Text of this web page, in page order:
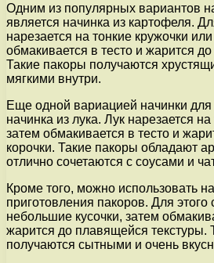
Одним из популярных вариантов
является начинка из картофеля.
нарезается на тонкие кружочки
обмакивается в тесто и жарится до
Такие пакоры получаются
мягкими внутри.
Еще одной вариацией начинки для
начинка из лука. Лук нарезается
затем обмакивается в тесто и
корочки. Такие пакоры обладают
отлично сочетаются с соусами и
Кроме того, можно использовать
приготовления пакоров. Для этого
небольшие кусочки, затем
жарится до плавящейся текстуры.
получаются сытными и очень